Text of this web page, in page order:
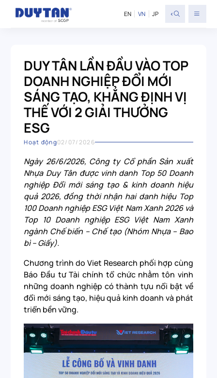
EN VN JP <
DUY TÂN LẦN ĐẦU VÀO TOP
DOANH NGHIỆP ĐỔI MỚI
SÁNG TẠO, KHẲNG ĐỊNH VỊ
THẾ VỚI 2 GIẢI THƯỞNG
ESG
Hoạt động02/07/2026
Ngày 26/6/2026, Công ty Cổ phần Sản xuất
Nhựa Duy Tân được vinh danh Top 50 Doanh
nghiệp Đổi mới sáng tạo & kinh doanh hiệu
quả 2026, đồng thời nhận hai danh hiệu Top
100 Doanh nghiệp ESG Việt Nam Xanh 2026 và
Top 10 Doanh nghiệp ESG Việt Nam Xanh
ngành Chế biến – Chế tạo (Nhóm Nhựa – Bao
bì – Giấy).
Chương trình do Viet Research phối hợp cùng
Báo Đầu tư Tài chính tổ chức nhằm tôn vinh
những doanh nghiệp có thành tựu nổi bật về
đổi mới sáng tạo, hiệu quả kinh doanh và phát
triển bền vững.